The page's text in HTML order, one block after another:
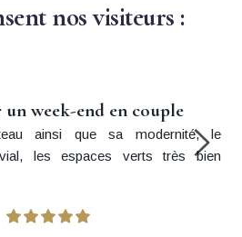
nos visiteurs :
week-end en couple
ainsi que sa modernité, le
les espaces verts très bien